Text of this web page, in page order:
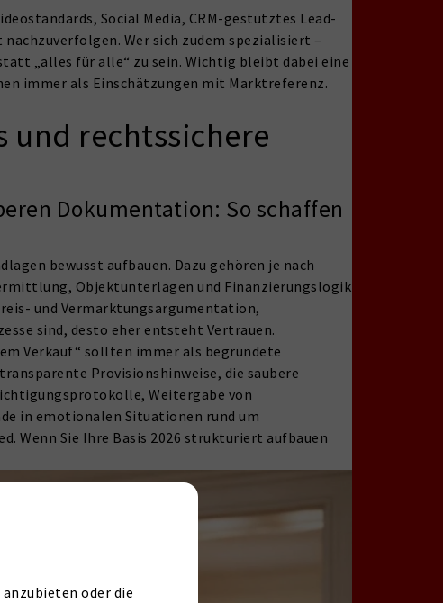
Social Media, CRM-gestütztes Lead-
Wer sich zudem spezialisiert –
„alles für alle“ zu sein. Wichtig bleibt dabei eine
immer als Einschätzungen mit Marktreferenz.
und rechtssichere
Dokumentation: So schaffen
bewusst aufbauen. Dazu gehören je nach
Objektunterlagen und Finanzierungslogik
und Vermarktungsargumentation,
sind, desto eher entsteht Vertrauen.
Verkauf“ sollten immer als begründete
Provisionshinweise, die saubere
Weitergabe von
in emotionalen Situationen rund um
Wenn Sie Ihre Basis 2026 strukturiert aufbauen
oder die